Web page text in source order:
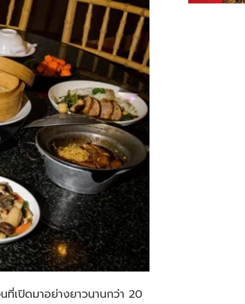
ที่เปิดมาอย่างยาวนานกว่า 20